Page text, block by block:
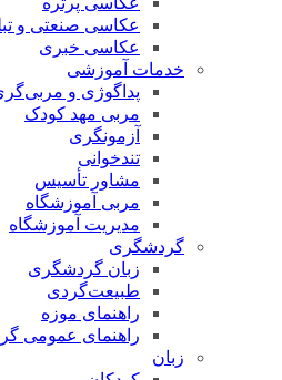
عکاسی صنعتی و
عکاسی خبری
خدمات آموزشی
پداگوژی و
مربی مهد کودک
آزمونگری
تندخوانی
مشاور تأسیس
مربی آموزشگاه
مدیریت آموزشگاه
گردشگری
زبان گردشگری
طبیعت‌گردی
راهنمای موزه
راهنمای عمومی
زبان